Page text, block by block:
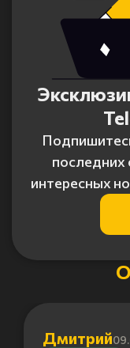
последних
интересных
Дмитрий